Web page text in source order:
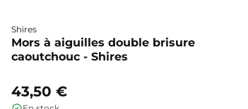
Shires
Mors à aiguilles double brisure
caoutchouc - Shires
43,50 €